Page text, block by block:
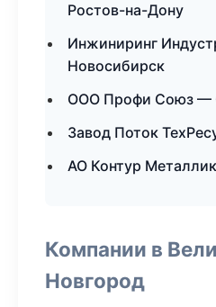
Ростов-на-Дону
Инжиниринг
Новосибирск
ООО Профи Союз —
Завод Поток
АО Контур
Компании в
Новгород